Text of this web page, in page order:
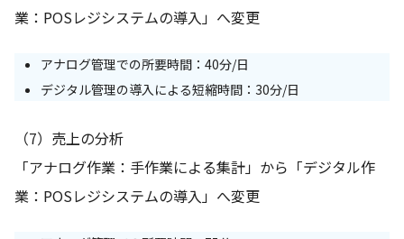
業：POSレジシステムの導入」へ変更
アナログ管理での所要時間：40分/日
デジタル管理の導入による短縮時間：30分/日
（7）売上の分析
「アナログ作業：手作業による集計」から「デジタル作
業：POSレジシステムの導入」へ変更